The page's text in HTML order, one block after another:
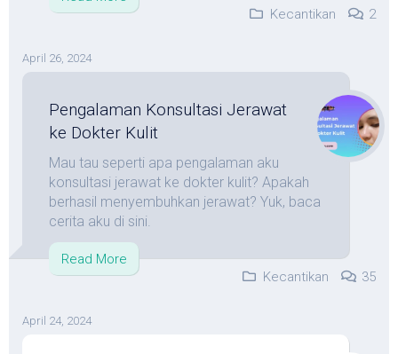
Kecantikan
2
April 26, 2024
Pengalaman Konsultasi Jerawat
ke Dokter Kulit
Mau tau seperti apa pengalaman aku
konsultasi jerawat ke dokter kulit? Apakah
berhasil menyembuhkan jerawat? Yuk, baca
cerita aku di sini.
Read More
Kecantikan
35
April 24, 2024